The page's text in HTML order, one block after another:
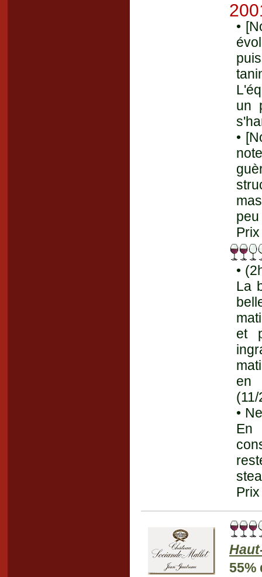
•
un
•
•
La
et
en
•
En
55%